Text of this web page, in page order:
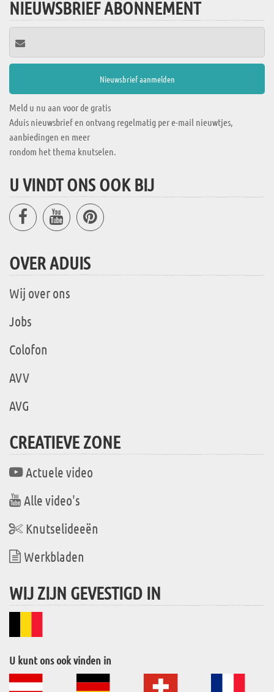
NIEUWSBRIEF ABONNEMENT
Meld u nu aan voor de gratis
Aduis nieuwsbrief en ontvang regelmatig per e-mail nieuwtjes,
aanbiedingen en meer
rondom het thema knutselen.
U VINDT ONS OOK BIJ
OVER ADUIS
Wij over ons
Jobs
Colofon
AVV
AVG
CREATIEVE ZONE
Actuele video
Alle video's
Knutselideeën
Werkbladen
WIJ ZIJN GEVESTIGD IN
U kunt ons ook vinden in